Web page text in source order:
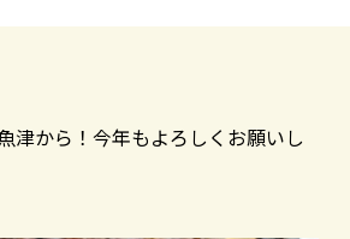
津から！今年もよろしくお願いし